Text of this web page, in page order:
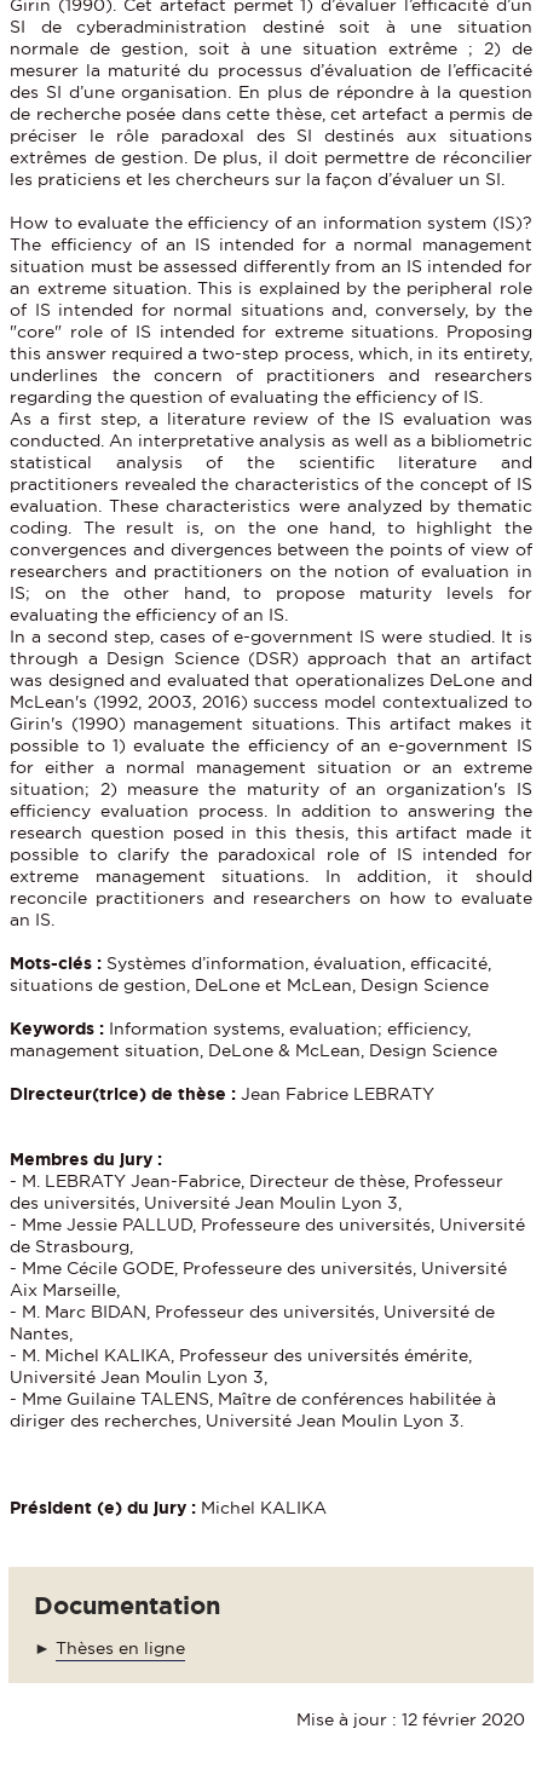
Girin (1990). Cet artefact permet 1) d’évaluer l’efficacité d’un
SI de cyberadministration destiné soit à une situation
normale de gestion, soit à une situation extrême ; 2) de
mesurer la maturité du processus d’évaluation de l’efficacité
des SI d’une organisation. En plus de répondre à la question
de recherche posée dans cette thèse, cet artefact a permis de
préciser le rôle paradoxal des SI destinés aux situations
extrêmes de gestion. De plus, il doit permettre de réconcilier
les praticiens et les chercheurs sur la façon d’évaluer un SI.
How to evaluate the efficiency of an information system (IS)?
The efficiency of an IS intended for a normal management
situation must be assessed differently from an IS intended for
an extreme situation. This is explained by the peripheral role
of IS intended for normal situations and, conversely, by the
"core" role of IS intended for extreme situations. Proposing
this answer required a two-step process, which, in its entirety,
underlines the concern of practitioners and researchers
regarding the question of evaluating the efficiency of IS.
As a first step, a literature review of the IS evaluation was
conducted. An interpretative analysis as well as a bibliometric
statistical analysis of the scientific literature and
practitioners revealed the characteristics of the concept of IS
evaluation. These characteristics were analyzed by thematic
coding. The result is, on the one hand, to highlight the
convergences and divergences between the points of view of
researchers and practitioners on the notion of evaluation in
IS; on the other hand, to propose maturity levels for
evaluating the efficiency of an IS.
In a second step, cases of e-government IS were studied. It is
through a Design Science (DSR) approach that an artifact
was designed and evaluated that operationalizes DeLone and
McLean's (1992, 2003, 2016) success model contextualized to
Girin's (1990) management situations. This artifact makes it
possible to 1) evaluate the efficiency of an e-government IS
for either a normal management situation or an extreme
situation; 2) measure the maturity of an organization's IS
efficiency evaluation process. In addition to answering the
research question posed in this thesis, this artifact made it
possible to clarify the paradoxical role of IS intended for
extreme management situations. In addition, it should
reconcile practitioners and researchers on how to evaluate
an IS.
Mots-clés : Systèmes d’information, évaluation, efficacité,
situations de gestion, DeLone et McLean, Design Science
Keywords : Information systems, evaluation; efficiency,
management situation, DeLone & McLean, Design Science
Directeur(trice) de thèse : Jean Fabrice LEBRATY
Membres du jury :
- M. LEBRATY Jean-Fabrice, Directeur de thèse, Professeur
des universités, Université Jean Moulin Lyon 3,
- Mme Jessie PALLUD, Professeure des universités, Université
de Strasbourg,
- Mme Cécile GODE, Professeure des universités, Université
Aix Marseille,
- M. Marc BIDAN, Professeur des universités, Université de
Nantes,
- M. Michel KALIKA, Professeur des universités émérite,
Université Jean Moulin Lyon 3,
- Mme Guilaine TALENS, Maître de conférences habilitée à
diriger des recherches, Université Jean Moulin Lyon 3.
Président (e) du jury : Michel KALIKA
Documentation
► Thèses en ligne
Mise à jour : 12 février 2020